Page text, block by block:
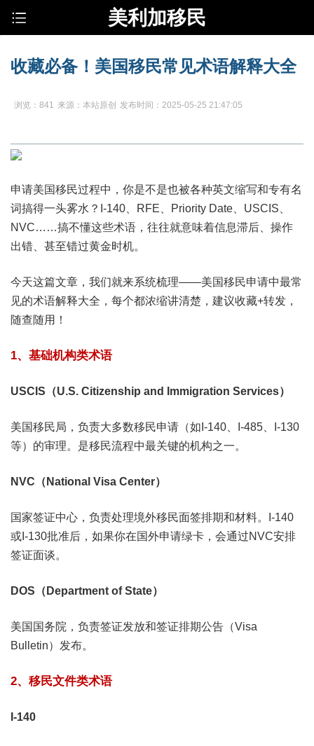
美利加移民
收藏必备！美国移民常见术语解释大全
浏览：841 来源：本站原创 发布时间：2025-05-25 21:47:05
申请美国移民过程中，你是不是也被各种英文缩写和专有名
词搞得一头雾水？I-140、RFE、Priority Date、USCIS、
NVC……搞不懂这些术语，往往就意味着信息滞后、操作
出错、甚至错过黄金时机。
今天这篇文章，我们就来系统梳理——美国移民申请中最常
见的术语解释大全，每个都浓缩讲清楚，建议收藏+转发，
随查随用！
1、基础机构类术语
USCIS（U.S. Citizenship and Immigration Services）
美国移民局，负责大多数移民申请（如I-140、I-485、I-130
等）的审理。是移民流程中最关键的机构之一。
NVC（National Visa Center）
国家签证中心，负责处理境外移民面签排期和材料。I-140
或I-130批准后，如果你在国外申请绿卡，会通过NVC安排
签证面谈。
DOS（Department of State）
美国国务院，负责签证发放和签证排期公告（Visa
Bulletin）发布。
2、移民文件类术语
I-140